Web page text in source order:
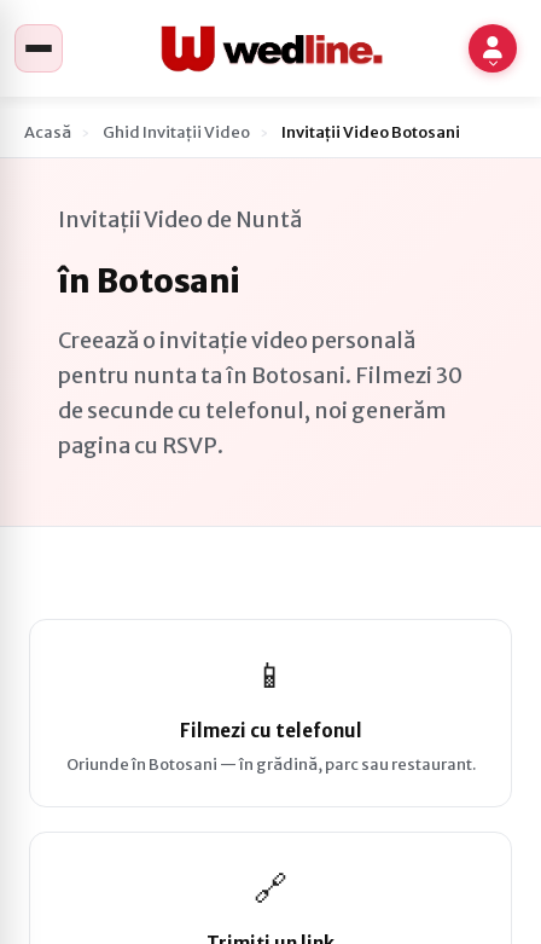
Acasă Ghid Invitații Video Invitații Video Botosani
Invitații Video de Nuntă
în Botosani
Creează o invitație video personală
pentru nunta ta în Botosani. Filmezi 30
de secunde cu telefonul, noi generăm
pagina cu RSVP.
📱
Filmezi cu telefonul
Oriunde în Botosani — în grădină, parc sau restaurant.
🔗